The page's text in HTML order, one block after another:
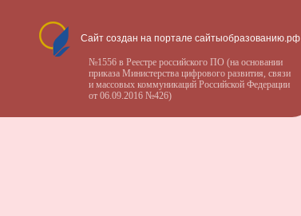
Сайт создан на портале сайтыобразованию.рф
№1556 в Реестре российского ПО (на основании
приказа Министерства цифрового развития, связи
и массовых коммуникаций Российской Федерации
от 06.09.2016 №426)